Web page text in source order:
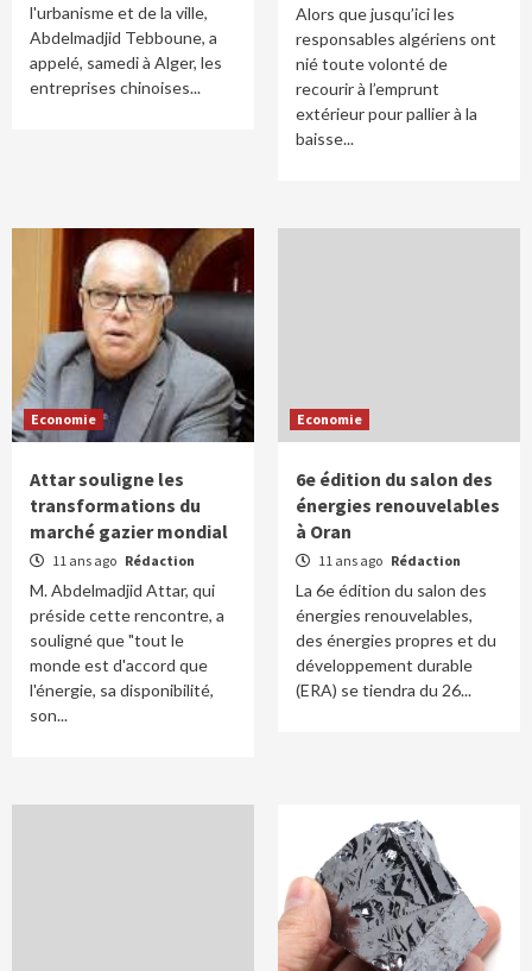
l'urbanisme et de la ville,
Abdelmadjid Tebboune, a
appelé, samedi à Alger, les
entreprises chinoises...
Alors que jusqu’ici les
responsables algériens ont
nié toute volonté de
recourir à l’emprunt
extérieur pour pallier à la
baisse...
Economie
Attar souligne les
transformations du
marché gazier mondial
11 ans ago Rédaction
M. Abdelmadjid Attar, qui
préside cette rencontre, a
souligné que "tout le
monde est d'accord que
l'énergie, sa disponibilité,
son...
Economie
6e édition du salon des
énergies renouvelables
à Oran
11 ans ago Rédaction
La 6e édition du salon des
énergies renouvelables,
des énergies propres et du
développement durable
(ERA) se tiendra du 26...